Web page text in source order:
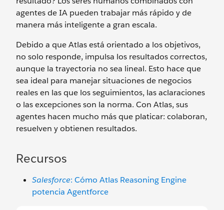
agentes de IA pueden trabajar más rápido y de
manera más inteligente a gran escala.
Debido a que Atlas está orientado a los objetivos,
no solo responde, impulsa los resultados correctos,
aunque la trayectoria no sea lineal. Esto hace que
sea ideal para manejar situaciones de negocios
reales en las que los seguimientos, las aclaraciones
o las excepciones son la norma. Con Atlas, sus
agentes hacen mucho más que platicar: colaboran,
resuelven y obtienen resultados.
Recursos
Salesforce: Cómo Atlas Reasoning Engine
potencia Agentforce